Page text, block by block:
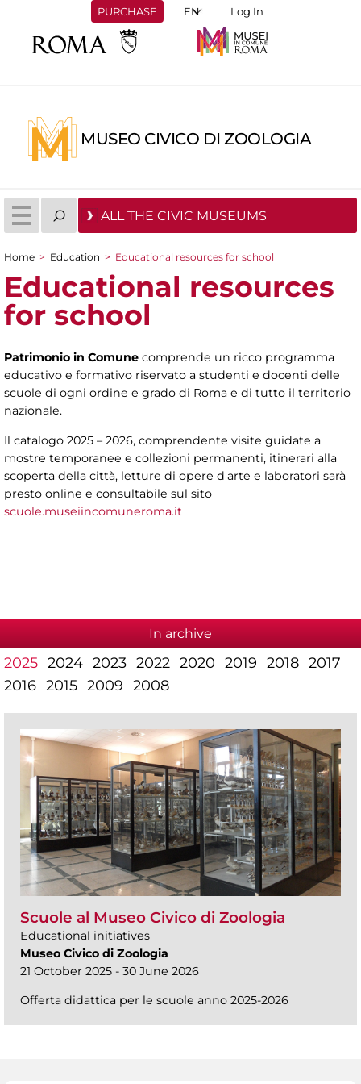
PURCHASE Log In
MUSEO CIVICO DI ZOOLOGIA
ALL THE CIVIC MUSEUMS
You are here
Home > Education > Educational resources for school
Educational resources
for school
Patrimonio in Comune comprende un ricco programma
educativo e formativo riservato a studenti e docenti delle
scuole di ogni ordine e grado di Roma e di tutto il territorio
nazionale.
Il catalogo 2025 – 2026, comprendente visite guidate a
mostre temporanee e collezioni permanenti, itinerari alla
scoperta della città, letture di opere d'arte e laboratori sarà
presto online e consultabile sul sito
scuole.museiincomuneroma.it
In archive
2025 2024 2023 2022 2020 2019 2018 2017
2016 2015 2009 2008
Scuole al Museo Civico di Zoologia
Educational initiatives
Museo Civico di Zoologia
21 October 2025 - 30 June 2026
Offerta didattica per le scuole anno 2025-2026